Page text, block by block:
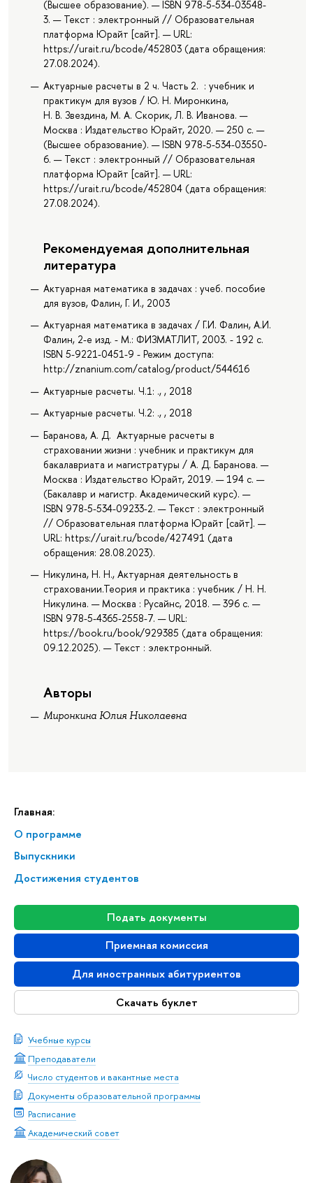
Главная:
О программе
Выпускники
Достижения студентов
Подать документы
Приемная комиссия
Для иностранных абитуриентов
Скачать буклет
Учебные курсы
Преподаватели
Число студентов и вакантные места
Документы образовательной программы
Расписание
Академический совет
(Высшее образование). — ISBN 978-5-534-03548-
3. — Текст : электронный // Образовательная
платформа Юрайт [сайт]. — URL:
https://urait.ru/bcode/452803 (дата обращения:
27.08.2024).
Актуарные расчеты в 2 ч. Часть 2. : учебник и
практикум для вузов / Ю. Н. Миронкина,
Н. В. Звездина, М. А. Скорик, Л. В. Иванова. —
Москва : Издательство Юрайт, 2020. — 250 с. —
(Высшее образование). — ISBN 978-5-534-03550-
6. — Текст : электронный // Образовательная
платформа Юрайт [сайт]. — URL:
https://urait.ru/bcode/452804 (дата обращения:
27.08.2024).
Рекомендуемая дополнительная
литература
Актуарная математика в задачах : учеб. пособие
для вузов, Фалин, Г. И., 2003
Актуарная математика в задачах / Г.И. Фалин, А.И.
Фалин, 2-е изд. - М.: ФИЗМАТЛИТ, 2003. - 192 с.
ISBN 5-9221-0451-9 - Режим доступа:
http://znanium.com/catalog/product/544616
Актуарные расчеты. Ч.1: ., , 2018
Актуарные расчеты. Ч.2: ., , 2018
Баранова, А. Д. Актуарные расчеты в
страховании жизни : учебник и практикум для
бакалавриата и магистратуры / А. Д. Баранова. —
Москва : Издательство Юрайт, 2019. — 194 с. —
(Бакалавр и магистр. Академический курс). —
ISBN 978-5-534-09233-2. — Текст : электронный
// Образовательная платформа Юрайт [сайт]. —
URL: https://urait.ru/bcode/427491 (дата
обращения: 28.08.2023).
Никулина, Н. Н., Актуарная деятельность в
страховании.Теория и практика : учебник / Н. Н.
Никулина. — Москва : Русайнс, 2018. — 396 с. —
ISBN 978-5-4365-2558-7. — URL:
https://book.ru/book/929385 (дата обращения:
09.12.2025). — Текст : электронный.
Авторы
Миронкина Юлия Николаевна